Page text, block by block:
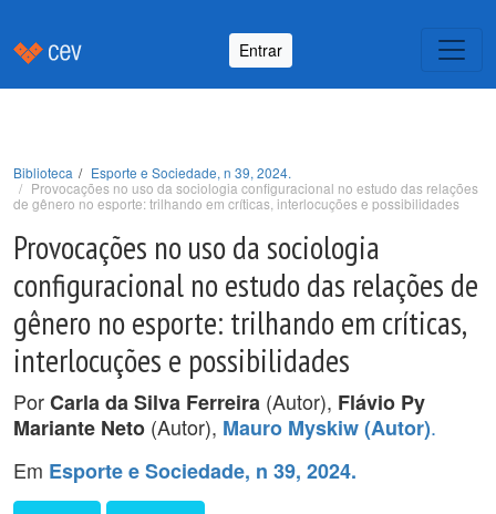
Entrar
Biblioteca
Esporte e Sociedade, n 39, 2024.
Provocações no uso da sociologia configuracional no estudo das relações
de gênero no esporte: trilhando em críticas, interlocuções e possibilidades
Provocações no uso da sociologia
configuracional no estudo das relações de
gênero no esporte: trilhando em críticas,
interlocuções e possibilidades
PorCarla da Silva Ferreira (Autor), Flávio Py
Mariante Neto (Autor), Mauro Myskiw (Autor).
Em Esporte e Sociedade, n 39, 2024.